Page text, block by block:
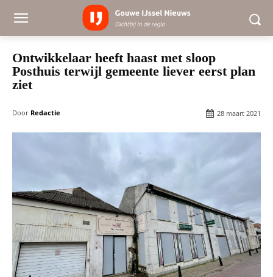
Ontwikkelaar heeft haast met sloop
Posthuis terwijl gemeente liever eerst plan
ziet
Door Redactie 28 maart 2021